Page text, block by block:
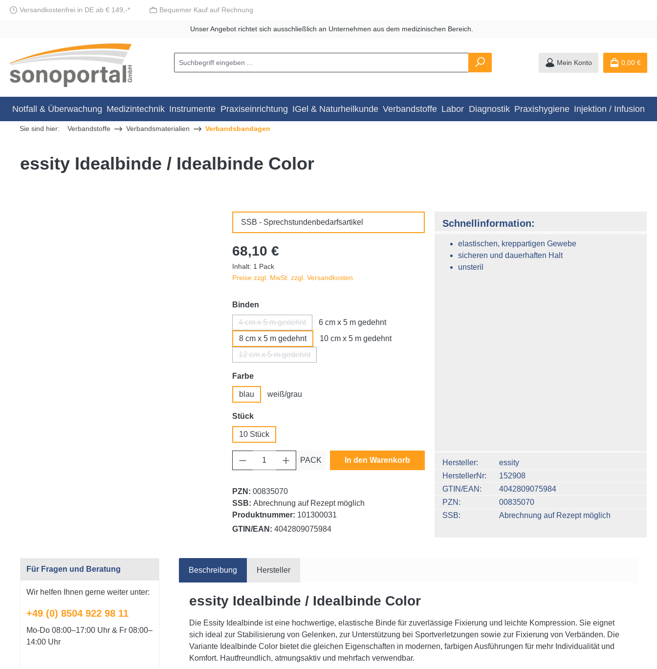
Zur Hauptnavigation springen
Versandkostenfrei in DE ab € 149,-* Bequemer Kauf auf Rechnung
Unser Angebot richtet sich ausschließlich an Unternehmen aus dem medizinischen Bereich.
Mein Konto 0,00 €
Notfall & Überwachung Medizintechnik Instrumente Praxiseinrichtung IGel & Naturheilkunde Verbandstoffe Labor Diagnostik Praxishygiene Injektion / Infusion
Sie sind hier: Verbandstoffe Verbandsmaterialien Verbandsbandagen
essity Idealbinde / Idealbinde Color
SSB - Sprechstundenbedarfsartikel
68,10 €
Inhalt: 1 Pack
Preise zzgl. MwSt. zzgl. Versandkosten
Binden
4 cm x 5 m gedehnt
(Diese Option ist zurzeit nicht verfügbar.)
6 cm x 5 m gedehnt
8 cm x 5 m gedehnt
10 cm x 5 m gedehnt
12 cm x 5 m gedehnt
(Diese Option ist zurzeit nicht verfügbar.)
Farbeauswählen
blau weiß/grau
Stückauswählen
10 Stück
PACK In den Warenkorb
PZN: 00835070
SSB: Abrechnung auf Rezept möglich
Produktnummer: 101300031
GTIN/EAN: 4042809075984
Schnellinformation:
elastischen, kreppartigen Gewebe
sicheren und dauerhaften Halt
unsteril
Hersteller
essity
HerstellerNr
152908
GTIN/EAN
4042809075984
PZN
00835070
SSB
Abrechnung auf Rezept möglich
Für Fragen und Beratung
Wir helfen Ihnen gerne weiter unter:
+49 (0) 8504 922 98 11
Mo-Do 08:00–17:00 Uhr & Fr 08:00–
14:00 Uhr
Beschreibung Hersteller
essity Idealbinde / Idealbinde Color
Die Essity Idealbinde ist eine hochwertige, elastische Binde für zuverlässige Fixierung und leichte Kompression. Sie eignet
sich ideal zur Stabilisierung von Gelenken, zur Unterstützung bei Sportverletzungen sowie zur Fixierung von Verbänden. Die
Variante Idealbinde Color bietet die gleichen Eigenschaften in modernen, farbigen Ausführungen für mehr Individualität und
Komfort. Hautfreundlich, atmungsaktiv und mehrfach verwendbar.